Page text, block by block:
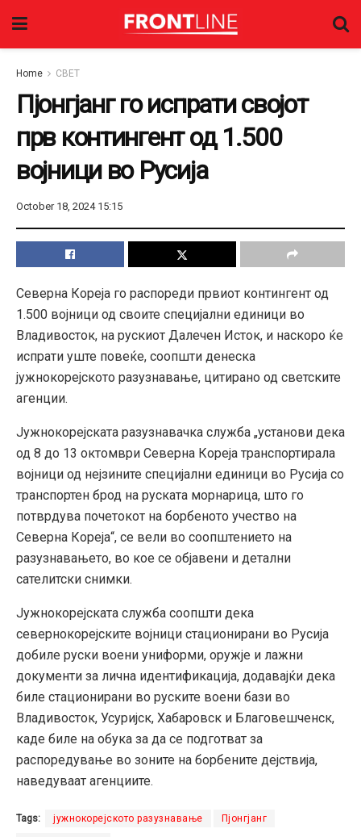
Home СВЕТ
Пјонгјанг го испрати својот
прв контингент од 1.500
војници во Русија
October 18, 2024 15:15
Северна Кореја го распореди првиот контингент од
1.500 војници од своите специјални единици во
Владивосток, на рускиот Далечен Исток, и наскоро ќе
испрати уште повеќе, соопшти денеска
јужнокорејското разузнавање, цитирано од светските
агенции.
Јужнокорејската разузнавачка служба „установи дека
од 8 до 13 октомври Северна Кореја транспортирала
војници од нејзините специјални единици во Русија со
транспортен брод на руската морнарица, што го
потврдува почетокот на борбеното учество на
Северна Кореја“, се вели во соопштението на
разузнавањето, во кое се објавени и детални
сателитски снимки.
Јужнокорејската служба соопшти дека
севернокорејските војници стационирани во Русија
добиле руски воени униформи, оружје и лажни
документи за лична идентификација, додавајќи дека
биле стационирани во руските воени бази во
Владивосток, Усуријск, Хабаровск и Благовешченск,
каде биле на обука за да се подготват за
распоредување во зоните на борбените дејствија,
наведуваат агенциите.
Tags: јужнокорејското разузнавање Пјонгјанг